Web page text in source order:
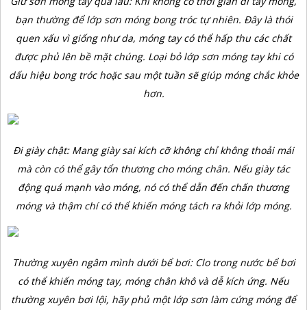
bạn thường để lớp sơn móng bong tróc tự nhiên. Đây là thói
quen xấu vì giống như da, móng tay có thể hấp thu các chất
được phủ lên bề mặt chúng. Loại bỏ lớp sơn móng tay khi có
dấu hiệu bong tróc hoặc sau một tuần sẽ giúp móng chắc khỏe
hơn.
Đi giày chật: Mang giày sai kích cỡ không chỉ không thoải mái
mà còn có thể gây tổn thương cho móng chân. Nếu giày tác
động quá mạnh vào móng, nó có thể dẫn đến chấn thương
móng và thậm chí có thể khiến móng tách ra khỏi lớp móng.
Thường xuyên ngâm mình dưới bể bơi: Clo trong nước bể bơi
có thể khiến móng tay, móng chân khô và dễ kích ứng. Nếu
thường xuyên bơi lội, hãy phủ một lớp sơn làm cứng móng để